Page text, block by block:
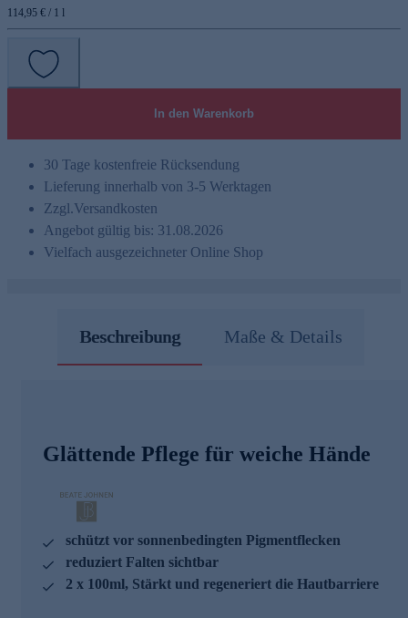
114,95 € / 1 l
In den Warenkorb
30 Tage kostenfreie Rücksendung
Lieferung innerhalb von 3-5 Werktagen
Zzgl.Versandkosten
Angebot gültig bis: 31.08.2026
Vielfach ausgezeichneter Online Shop
Beschreibung Maße & Details
Glättende Pflege für weiche Hände
schützt vor sonnenbedingten Pigmentflecken
reduziert Falten sichtbar
2 x 100ml, Stärkt und regeneriert die Hautbarriere